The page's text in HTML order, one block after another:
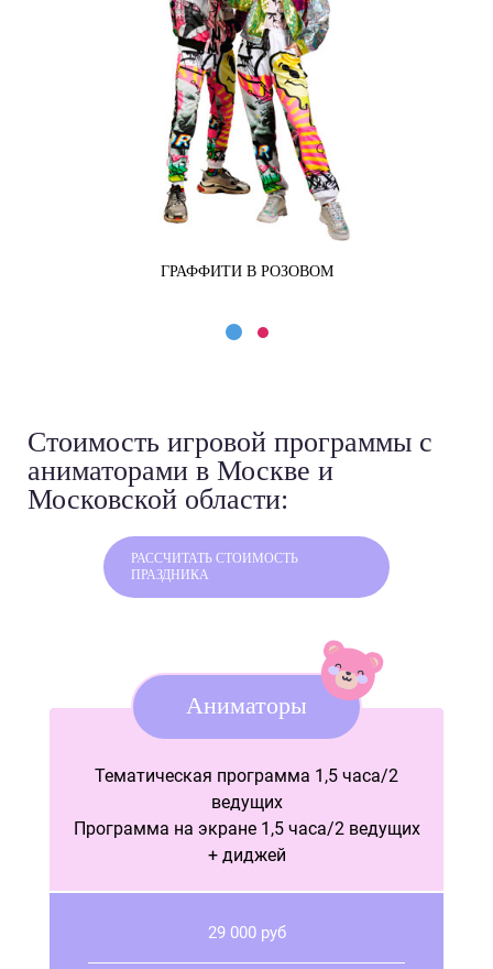
ГРАФФИТИ В РОЗОВОМ
Стоимость игровой программы с
аниматорами в Москве и
Московской области:
РАССЧИТАТЬ СТОИМОСТЬ
ПРАЗДНИКА
Аниматоры
Тематическая программа 1,5 часа/2
ведущих
Программа на экране 1,5 часа/2 ведущих
+ диджей
29 000 руб